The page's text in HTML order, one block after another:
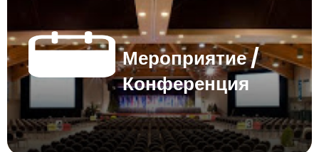
Мероприятие /
Конференция